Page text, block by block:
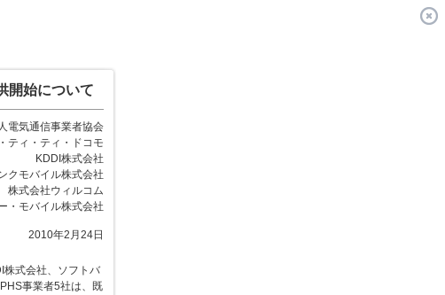
開始について
電気通信事業者協会
ティ・ティ・ドコモ
KDDI株式会社
クモバイル株式会社
株式会社ウィルコム
・モバイル株式会社
2010年2月24日
株式会社、ソフトバ
事業者5社は、既